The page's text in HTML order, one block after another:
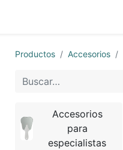
Productos Accesorios
Accesorios
para
especialistas